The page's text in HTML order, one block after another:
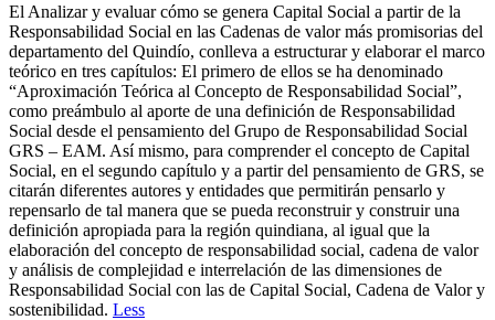
El Analizar y evaluar cómo se genera Capital Social a partir de la
Responsabilidad Social en las Cadenas de valor más promisorias del
departamento del Quindío, conlleva a estructurar y elaborar el marco
teórico en tres capítulos: El primero de ellos se ha denominado
“Aproximación Teórica al Concepto de Responsabilidad Social”,
como preámbulo al aporte de una definición de Responsabilidad
Social desde el pensamiento del Grupo de Responsabilidad Social
GRS – EAM. Así mismo, para comprender el concepto de Capital
Social, en el segundo capítulo y a partir del pensamiento de GRS, se
citarán diferentes autores y entidades que permitirán pensarlo y
repensarlo de tal manera que se pueda reconstruir y construir una
definición apropiada para la región quindiana, al igual que la
elaboración del concepto de responsabilidad social, cadena de valor
y análisis de complejidad e interrelación de las dimensiones de
Responsabilidad Social con las de Capital Social, Cadena de Valor y
sostenibilidad. Less